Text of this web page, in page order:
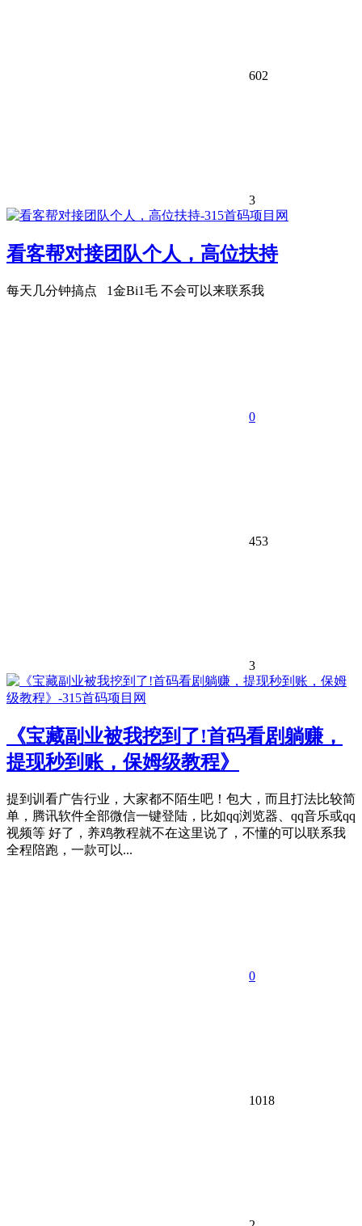
602
3
看客帮对接团队个人，高位扶持
每天几分钟搞点 1金Bi1毛 不会可以来联系我
0
453
3
《宝藏副业被我挖到了!首码看剧躺赚，
提现秒到账，保姆级教程》
提到训看广告行业，大家都不陌生吧！包大，而且打法比较简
单，腾讯软件全部微信一键登陆，比如qq浏览器、qq音乐或qq
视频等 好了，养鸡教程就不在这里说了，不懂的可以联系我
全程陪跑，一款可以...
0
1018